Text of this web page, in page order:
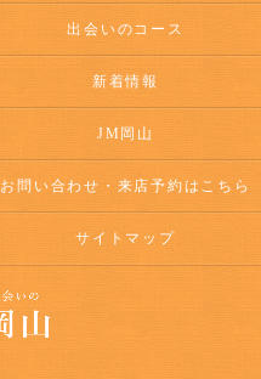
出会いのコース
新着情報
JM岡山
お問い合わせ・来店予約はこちら
サイトマップ